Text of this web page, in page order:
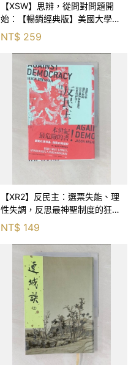
【XSW】思辨，從問對問題開
始：【暢銷經典版】美國大學邏
輯思考聖經_尼爾．布朗, 史都
華．基里, 羅耀宗, 蔡宏明, 黃賓
NT$ 259
【XR2】反民主：選票失能、理
性失調，反思最神聖制度的狂亂
NT$ 149